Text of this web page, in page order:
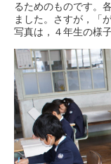
るためのものです。
ました。さすが，「
写真は，４年生の様子